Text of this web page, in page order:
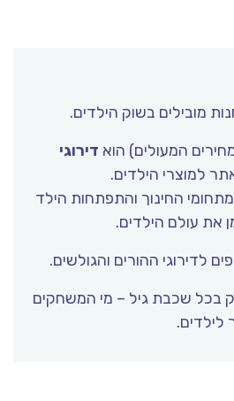
מובילים בשוק הילדים.
המעולים) הוא דירוגי
למוצרי הילדים.
מומחים מתחומי החינוך והתפתחות הילד
את עולם הילדים.
לדירוגי ההורים והגולשים.
בכל שכבת גיל – מי המשחקים
לילדים.